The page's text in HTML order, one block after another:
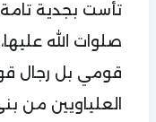
تأست بجدية تامة
صلوات الله
قومي بل رجال
العلياويين من